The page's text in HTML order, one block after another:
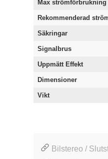
Max strömförbrukning
Rekommenderad
Säkringar
Signalbrus
Uppmätt Effekt
Dimensioner
Vikt
Bilstereo /